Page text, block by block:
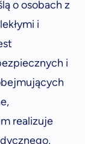
o osobach z
i
i
realizuje